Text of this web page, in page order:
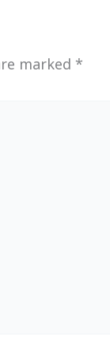
marked *